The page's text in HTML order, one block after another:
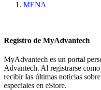
MENA
Registro de MyAdvantech
MyAdvantech es un portal
Advantech. Al registrarse
recibir las últimas noticias
especiales en eStore.